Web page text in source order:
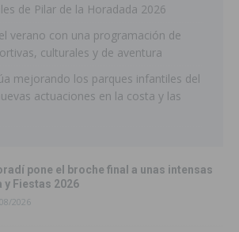
de Pilar de la Horadada 2026
verano con una programación de
culturales y de aventura
mejorando los parques infantiles del
actuaciones en la costa y las
pone el broche final a unas intensas
y Fiestas 2026
2026